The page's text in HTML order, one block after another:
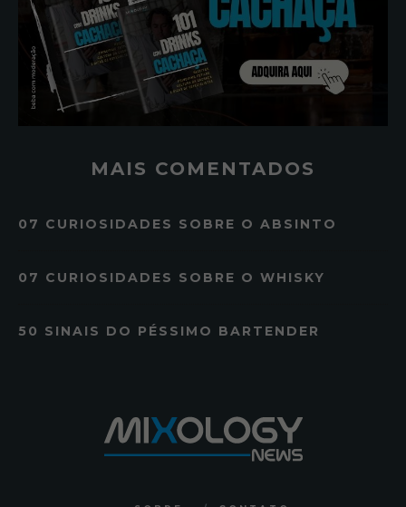
MAIS COMENTADOS
07 CURIOSIDADES SOBRE O ABSINTO
07 CURIOSIDADES SOBRE O WHISKY
50 SINAIS DO PÉSSIMO BARTENDER